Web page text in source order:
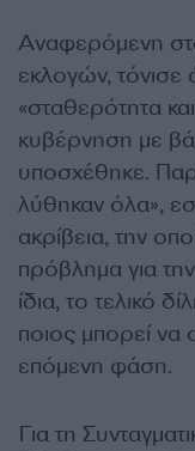
Αναφερόμενη
εκλογών, τόνισε
«σταθερότητα
κυβέρνηση με
υποσχέθηκε.
λύθηκαν όλα»,
ακρίβεια, την
πρόβλημα για
ίδια, το τελικό
ποιος μπορεί
επόμενη φάση.
Για τη